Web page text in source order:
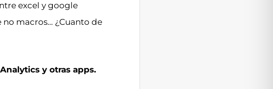
excel y google
no macros… ¿Cuanto de
y otras apps.